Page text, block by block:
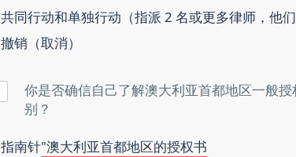
共同行动和单独行动 （指派 2 名或更多律师，他
撤销 （取消）
你是否确信自己了解澳大利亚首都地区一般
别？
指南针"澳大利亚首都地区的授权书